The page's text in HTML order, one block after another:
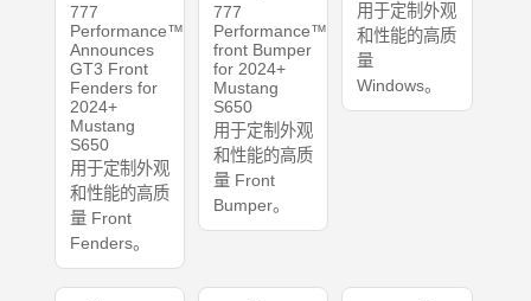
777
Performance™
Announces
GT3 Front
Fenders for
2024+
Mustang
S650
用于定制外观
和性能的高质
量 Front
Fenders。
777
Performance™
front Bumper
for 2024+
Mustang
S650
用于定制外观
和性能的高质
量 Front
Bumper。
用于定制外观
和性能的高质
量
Windows。